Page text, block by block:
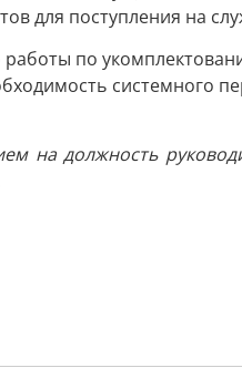
для поступления на
по
системного
на должность